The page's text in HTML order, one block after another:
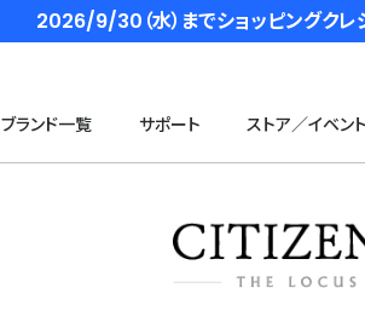
2026/9/30（水）までショッピングクレ
ブランド一覧 サポート ストア／イベント